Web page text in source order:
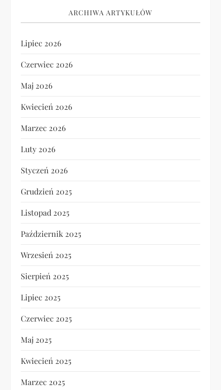
ARCHIWA ARTYKUŁÓW
Lipiec 2026
Czerwiec 2026
Maj 2026
Kwiecień 2026
Marzec 2026
Luty 2026
Styczeń 2026
Grudzień 2025
Listopad 2025
Październik 2025
Wrzesień 2025
Sierpień 2025
Lipiec 2025
Czerwiec 2025
Maj 2025
Kwiecień 2025
Marzec 2025